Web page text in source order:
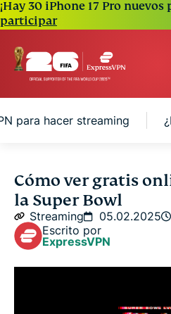
¡Hay 30 iPhone 17 Pro
participar
para hacer streaming
¿Puedo usar una VPN para
Super Bowl en otro país?
Dónde ver online el show
Estados Unidos
Dónde ver el show de
Cómo ver gratis
la Super Bowl
Streaming 05.02.2025
Escrito por
ExpressVPN